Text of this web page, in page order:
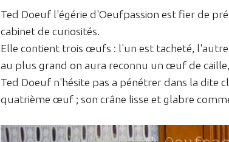
Ted Doeuf l'égérie d'Oeufpassion est fier de
cabinet de curiosités.
Elle contient trois œufs : l'un est tacheté,
au plus grand on aura reconnu un œuf de
Ted Doeuf n'hésite pas a pénétrer dans la dite
quatrième œuf ; son crâne lisse et glabre